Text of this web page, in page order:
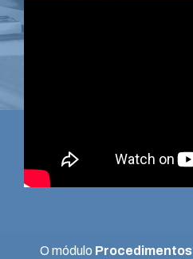
O módulo Procedimentos